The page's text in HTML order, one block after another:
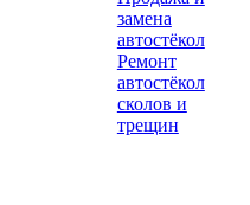
замена
автостёкол
Ремонт
автостёкол
сколов и
трещин